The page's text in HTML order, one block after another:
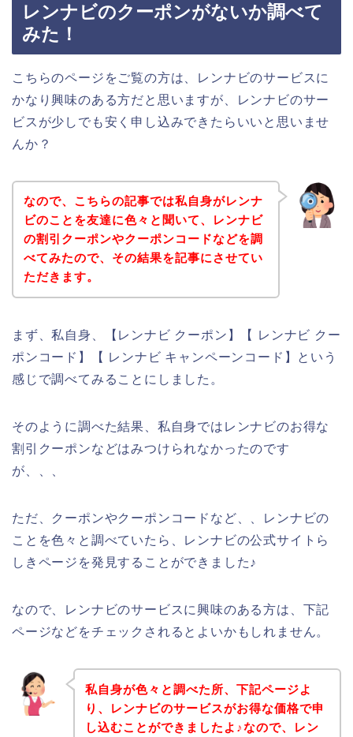
レンナビのクーポンがないか調べて
みた！
こちらのページをご覧の方は、レンナビのサービスに
かなり興味のある方だと思いますが、レンナビのサー
ビスが少しでも安く申し込みできたらいいと思いませ
んか？
なので、こちらの記事では私自身がレンナ
ビのことを友達に色々と聞いて、レンナビ
の割引クーポンやクーポンコードなどを調
べてみたので、その結果を記事にさせてい
ただきます。
まず、私自身、【レンナビ クーポン】【 レンナビ クー
ポンコード】【 レンナビ キャンペーンコード】という
感じで調べてみることにしました。
そのように調べた結果、私自身ではレンナビのお得な
割引クーポンなどはみつけられなかったのです
が、、、
ただ、クーポンやクーポンコードなど、、レンナビの
ことを色々と調べていたら、レンナビの公式サイトら
しきページを発見することができました♪
なので、レンナビのサービスに興味のある方は、下記
ページなどをチェックされるとよいかもしれません。
私自身が色々と調べた所、下記ページよ
り、レンナビのサービスがお得な価格で申
し込むことができましたよ♪なので、レン